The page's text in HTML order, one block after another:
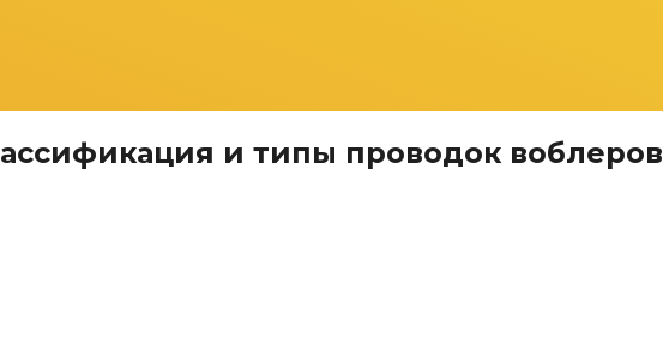
и типы проводок воблеров